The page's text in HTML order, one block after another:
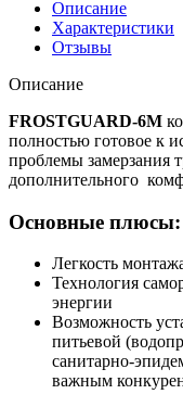
Описание
Характеристики
Отзывы
Описание
FROSTGUARD-6M
полностью готовое к
проблемы замерзания
дополнительного
Основные плюсы:
Легкость
Технология
энергии
Возможность
питьевой
санитарно-
важным